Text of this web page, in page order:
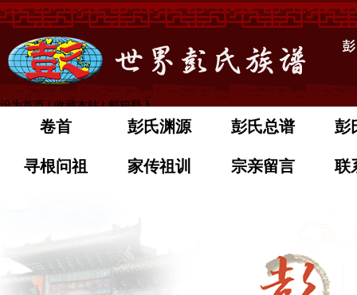
设为首页|收藏本站|邮箱登入
卷首 彭氏渊源 彭氏总谱 彭
寻根问祖 家传祖训 宗亲留言 联